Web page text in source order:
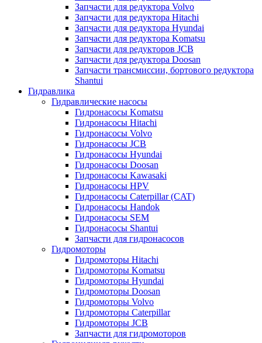
Запчасти для редуктора Volvo
Запчасти для редуктора Hitachi
Запчасти для редуктора Hyundai
Запчасти для редуктора Komatsu
Запчасти для редукторов JCB
Запчасти для редуктора Doosan
Запчасти трансмиссии, бортового редуктора
Shantui
Гидравлика
Гидравлические насосы
Гидронасосы Komatsu
Гидронасосы Hitachi
Гидронасосы Volvo
Гидронасосы JCB
Гидронасосы Hyundai
Гидронасосы Doosan
Гидронасосы Kawasaki
Гидронасосы HPV
Гидронасосы Caterpillar (CAT)
Гидронасосы Handok
Гидронасосы SEM
Гидронасосы Shantui
Запчасти для гидронасосов
Гидромоторы
Гидромоторы Hitachi
Гидромоторы Komatsu
Гидромоторы Hyundai
Гидромоторы Doosan
Гидромоторы Volvo
Гидромоторы Caterpillar
Гидромоторы JCB
Запчасти для гидромоторов